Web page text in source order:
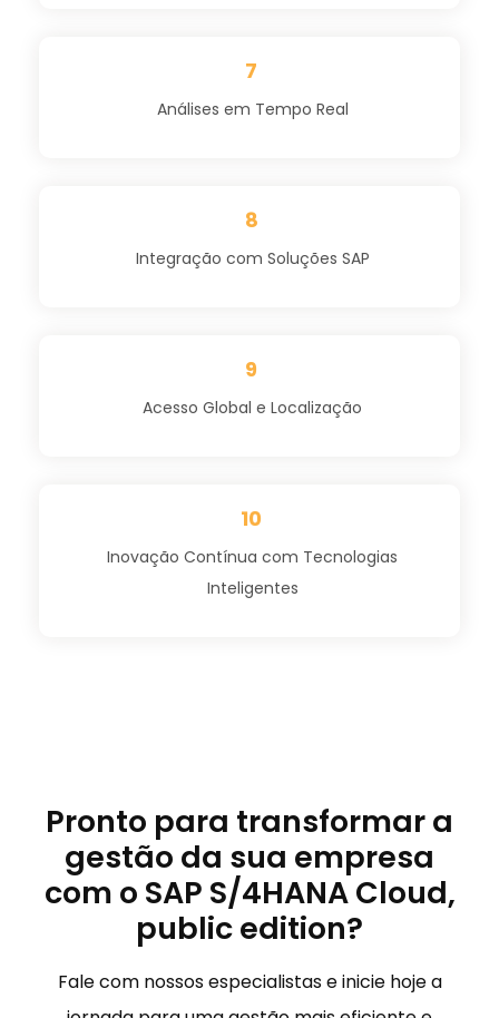
7
Análises em Tempo Real
8
Integração com Soluções SAP
9
Acesso Global e Localização
10
Inovação Contínua com Tecnologias
Inteligentes
Pronto para transformar a
gestão da sua empresa
com o SAP S/4HANA Cloud,
public edition?
Fale com nossos especialistas e inicie hoje a